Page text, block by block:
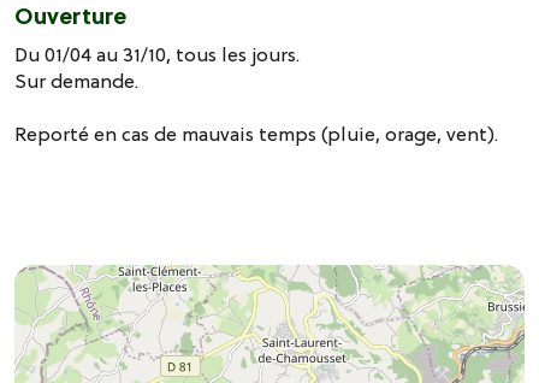
Ouverture
Du 01/04 au 31/10, tous les jours.
Sur demande.
Reporté en cas de mauvais temps (pluie, orage, vent).